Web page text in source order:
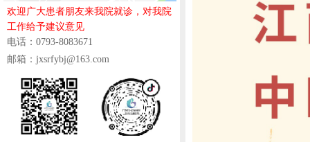
欢迎广大患者朋友来我院就诊，对我院
工作给予建议意见
电话：0793-8083671
邮箱：jxsrfybj@163.com